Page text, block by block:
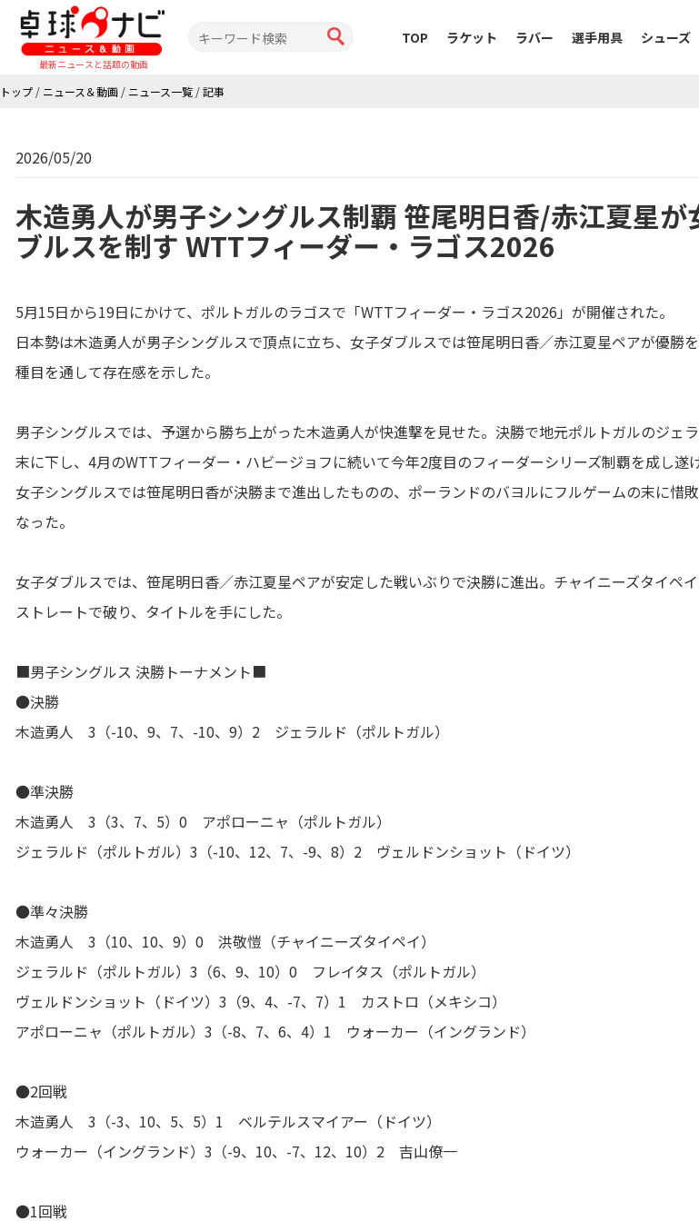
最新ニュースと話題の動画
TOP ラケット ラバー 選手用具 シューズ
トップ / ニュース＆動画 / ニュース一覧 /記事
2026/05/20
木造勇人が男子シングルス制覇 笹尾明日香/赤江夏星が
ブルスを制す WTTフィーダー・ラゴス2026
5月15日から19日にかけて、ポルトガルのラゴスで「WTTフィーダー・ラゴス2026」が開催された。
日本勢は木造勇人が男子シングルスで頂点に立ち、女子ダブルスでは笹尾明日香／赤江夏星ペアが優勝
種目を通して存在感を示した。
男子シングルスでは、予選から勝ち上がった木造勇人が快進撃を見せた。決勝で地元ポルトガルのジェ
末に下し、4月のWTTフィーダー・ハビージョフに続いて今年2度目のフィーダーシリーズ制覇を成し遂げ
女子シングルスでは笹尾明日香が決勝まで進出したものの、ポーランドのバヨルにフルゲームの末に惜
なった。
女子ダブルスでは、笹尾明日香／赤江夏星ペアが安定した戦いぶりで決勝に進出。チャイニーズタイペ
ストレートで破り、タイトルを手にした。
■男子シングルス 決勝トーナメント■
●決勝
木造勇人 3（-10、9、7、-10、9）2 ジェラルド（ポルトガル）
●準決勝
木造勇人 3（3、7、5）0 アポローニャ（ポルトガル）
ジェラルド（ポルトガル）3（-10、12、7、-9、8）2 ヴェルドンショット（ドイツ）
●準々決勝
木造勇人 3（10、10、9）0 洪敬愷（チャイニーズタイペイ）
ジェラルド（ポルトガル）3（6、9、10）0 フレイタス（ポルトガル）
ヴェルドンショット（ドイツ）3（9、4、-7、7）1 カストロ（メキシコ）
アポローニャ（ポルトガル）3（-8、7、6、4）1 ウォーカー（イングランド）
●2回戦
木造勇人 3（-3、10、5、5）1 ベルテルスマイアー（ドイツ）
ウォーカー（イングランド）3（-9、10、-7、12、10）2 吉山僚一
●1回戦